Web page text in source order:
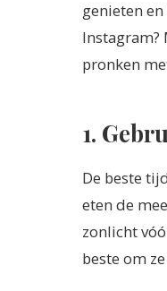
genieten
Instagram?
pronken
1.
De beste
eten de
zonlicht
beste om